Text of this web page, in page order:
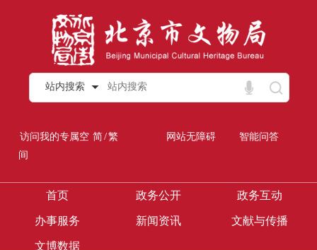
站内搜索
访问我的专属空
间
简/繁 网站无障碍 智能问答
首页 政务公开 政务互动
办事服务 新闻资讯 文献与传播
文博数据